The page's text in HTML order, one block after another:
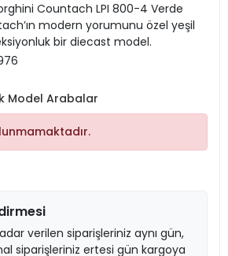
Countach LPI 800-4 Verde
modern yorumunu özel yeşil
bir diecast model.
Model Arabalar
verilen siparişleriniz aynı gün,
siparişleriniz ertesi gün kargoya